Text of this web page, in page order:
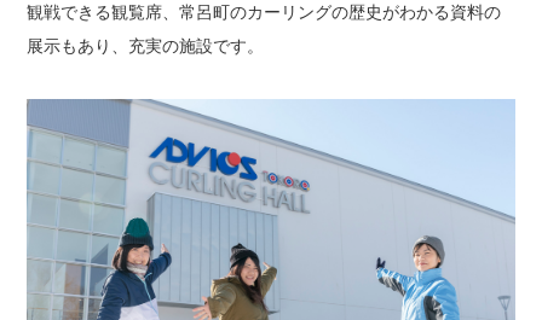
観戦できる観覧席、常呂町のカーリングの歴史がわかる資料の
展示もあり、充実の施設です。